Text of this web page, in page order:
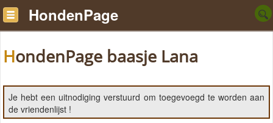
HondenPage
HondenPage baasje Lana
Je hebt een uitnodiging verstuurd om toegevoegd te worden aan
de vriendenlijst !